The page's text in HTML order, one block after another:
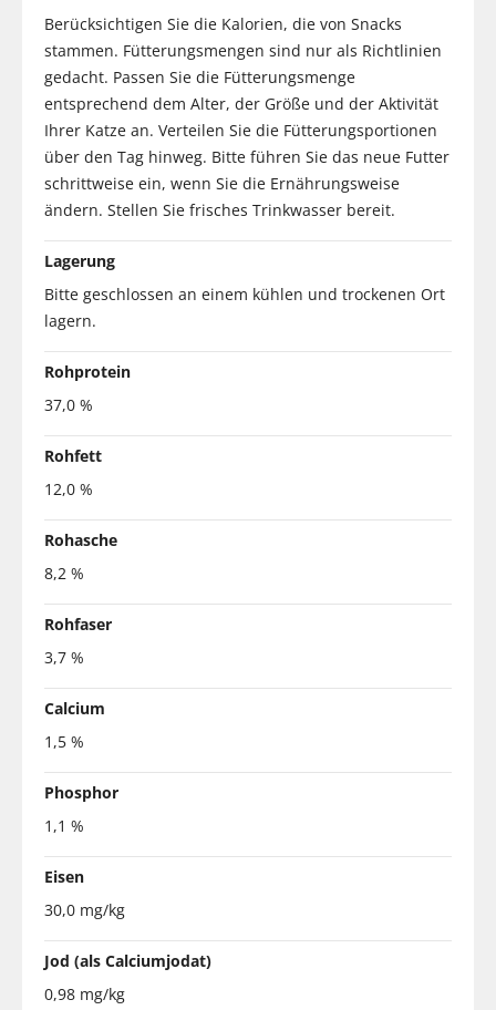
Berücksichtigen Sie die Kalorien, die von Snacks
stammen. Fütterungsmengen sind nur als Richtlinien
gedacht. Passen Sie die Fütterungsmenge
entsprechend dem Alter, der Größe und der Aktivität
Ihrer Katze an. Verteilen Sie die Fütterungsportionen
über den Tag hinweg. Bitte führen Sie das neue Futter
schrittweise ein, wenn Sie die Ernährungsweise
ändern. Stellen Sie frisches Trinkwasser bereit.
Lagerung
Bitte geschlossen an einem kühlen und trockenen Ort
lagern.
Rohprotein
37,0 %
Rohfett
12,0 %
Rohasche
8,2 %
Rohfaser
3,7 %
Calcium
1,5 %
Phosphor
1,1 %
Eisen
30,0 mg/kg
Jod (als Calciumjodat)
0,98 mg/kg